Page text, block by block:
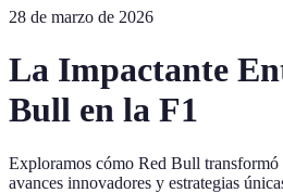
28 de marzo de 2026
La Impactante
Bull en la F1
Exploramos cómo Red Bull transformó
avances innovadores y estrategias